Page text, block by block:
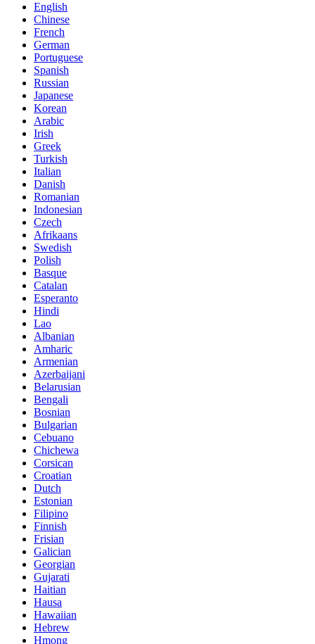
English
Chinese
French
German
Portuguese
Spanish
Russian
Japanese
Korean
Arabic
Irish
Greek
Turkish
Italian
Danish
Romanian
Indonesian
Czech
Afrikaans
Swedish
Polish
Basque
Catalan
Esperanto
Hindi
Lao
Albanian
Amharic
Armenian
Azerbaijani
Belarusian
Bengali
Bosnian
Bulgarian
Cebuano
Chichewa
Corsican
Croatian
Dutch
Estonian
Filipino
Finnish
Frisian
Galician
Georgian
Gujarati
Haitian
Hausa
Hawaiian
Hebrew
Hmong